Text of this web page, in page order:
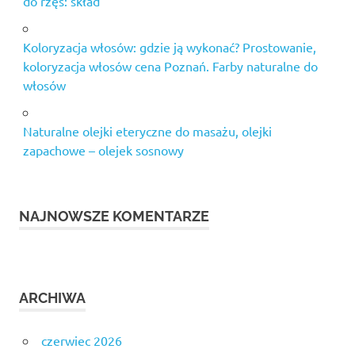
Koloryzacja włosów: gdzie ją wykonać? Prostowanie,
koloryzacja włosów cena Poznań. Farby naturalne do
włosów
Naturalne olejki eteryczne do masażu, olejki
zapachowe – olejek sosnowy
NAJNOWSZE KOMENTARZE
ARCHIWA
czerwiec 2026